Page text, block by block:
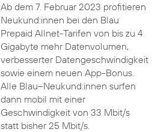
Ab dem 7. Februar 2023 profitieren
Neukund:innen bei den Blau
Prepaid Allnet-Tarifen von bis zu 4
Gigabyte mehr Datenvolumen,
verbesserter Datengeschwindigkeit
sowie einem neuen App-Bonus.
Alle Blau–Neukund:innen surfen
dann mobil mit einer
Geschwindigkeit von 33 Mbit/s
statt bisher 25 Mbit/s.